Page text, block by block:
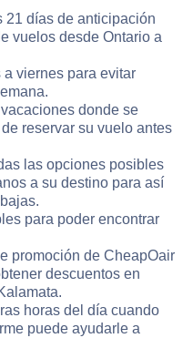
21 días de anticipación
vuelos desde Ontario a
viernes para evitar
donde se
reservar su vuelo antes
las opciones posibles
a su destino para así
para poder encontrar
promoción de CheapOair
descuentos en
horas del día cuando
puede ayudarle a